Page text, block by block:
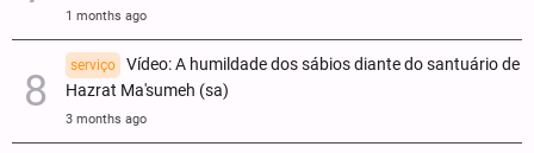
1 months ago
serviço
Vídeo: A humildade dos sábios diante do santuário de
Hazrat Ma'sumeh (sa)
3 months ago